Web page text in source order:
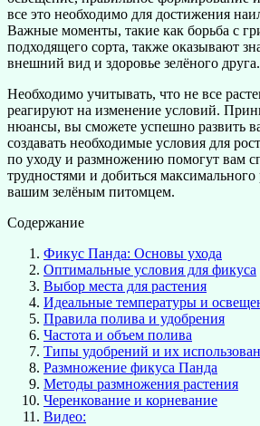
все это необходимо для достижения
Важные моменты, такие как борьба с
подходящего сорта, также оказывают
внешний вид и здоровье зелёного друга.
Необходимо учитывать, что не все
реагируют на изменение условий.
нюансы, вы сможете успешно развить
создавать необходимые условия для
по уходу и размножению помогут вам
трудностями и добиться максимального
вашим зелёным питомцем.
Содержание
Фикус Панда: Основы ухода
Оптимальные условия для фикуса
Выбор места для растения
Идеальные температуры и
Правила полива и удобрения
Частота и объем полива
Типы удобрений и их
Размножение фикуса Панда
Методы размножения растения
Черенкование и корневание
Видео: